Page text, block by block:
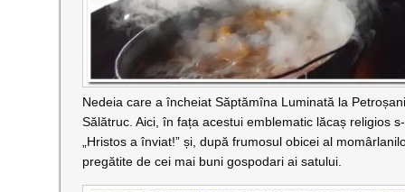
Nedeia care a încheiat Săptămîna Luminată la
Sălătruc. Aici, în fața acestui emblematic lăcaș religios
„Hristos a înviat!” și, după frumosul obicei al
pregătite de cei mai buni gospodari ai satului.